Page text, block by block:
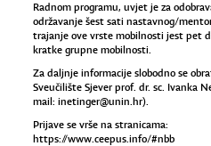
Radnom programu, uvjet je za
održavanje šest sati nastavnog/
trajanje ove vrste mobilnosti jest pet
kratke grupne mobilnosti.
Za daljnje informacije slobodno se
Sveučilište Sjever prof. dr. sc. Ivanka
mail: inetinger@unin.hr).
Prijave se vrše na stranicama:
https://www.ceepus.info/#nbb